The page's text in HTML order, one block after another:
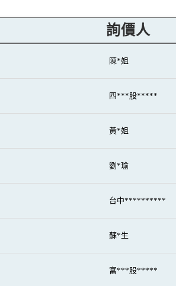
詢價人
陳*姐
四***股*****
黃*姐
劉*瑜
台中**********
蘇*生
富***股*****